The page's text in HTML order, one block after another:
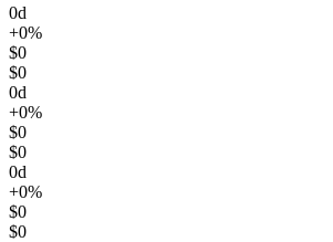
0d
+0%
$0
$0
0d
+0%
$0
$0
0d
+0%
$0
$0